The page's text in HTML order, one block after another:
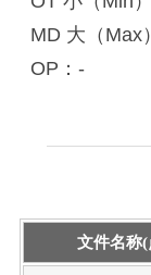
MD 大（Max
OP：-
文件名称(